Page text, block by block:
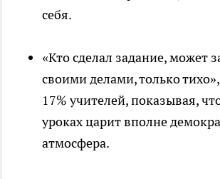
себя.
«Кто сделал задание, может
своими делами, только
17% учителей, показывая,
уроках царит вполне
атмосфера.